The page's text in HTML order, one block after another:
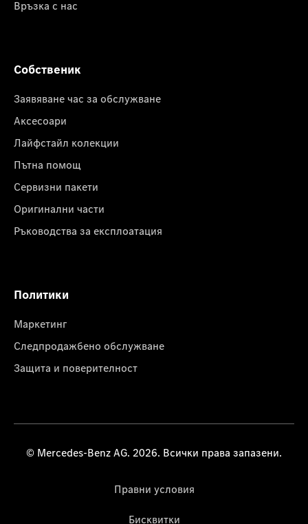
Връзка с нас
Собственик
Заявяване час за обслужване
Аксесоари
Лайфстайл колекции
Пътна помощ
Сервизни пакети
Оригинални части
Ръководства за експлоатация
Политики
Маркетинг
Следпродажбено обслужване
Защита и поверителност
© Mercedes-Benz AG. 2026. Всички права запазени.
Правни условия
Бисквитки